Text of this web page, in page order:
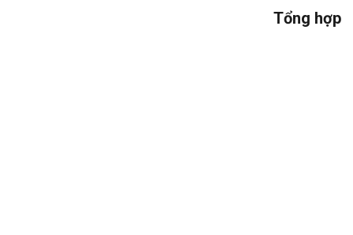
Tổng hợp